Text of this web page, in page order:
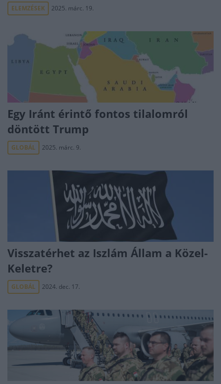
ELEMZÉSEK 2025. márc. 19.
Egy Iránt érintő fontos tilalomról
döntött Trump
GLOBÁL 2025. márc. 9.
Visszatérhet az Iszlám Állam a Közel-
Keletre?
GLOBÁL 2024. dec. 17.